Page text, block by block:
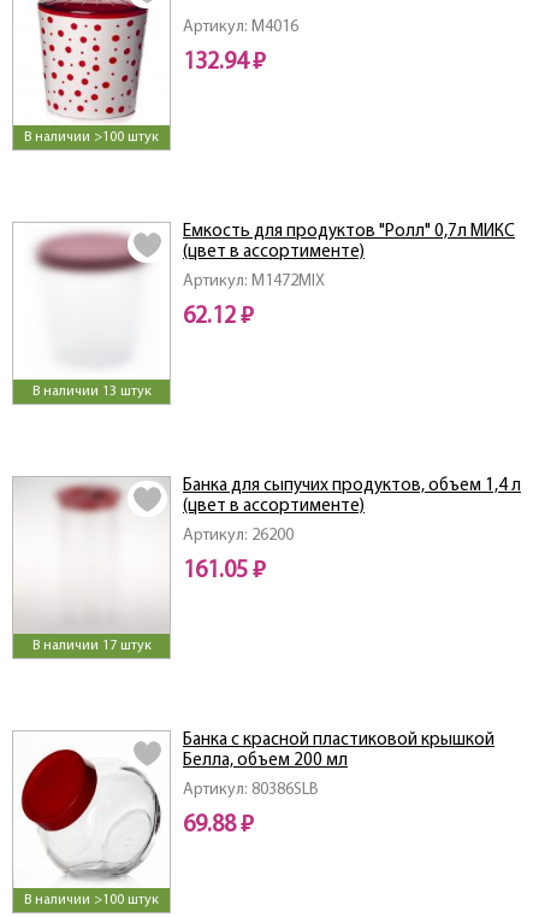
В наличии >100 штук
Артикул: M4016
132.94 ₽
В наличии 13 штук
Артикул: M1472MIX
Емкость для продуктов "Ролл" 0,7л МИКС
(цвет в ассортименте)
62.12 ₽
В наличии 17 штук
Артикул: 26200
Банка для сыпучих продуктов, объем 1,4 л
(цвет в ассортименте)
161.05 ₽
В наличии >100 штук
Артикул: 80386SLB
Банка с красной пластиковой крышкой
Белла, объем 200 мл
69.88 ₽